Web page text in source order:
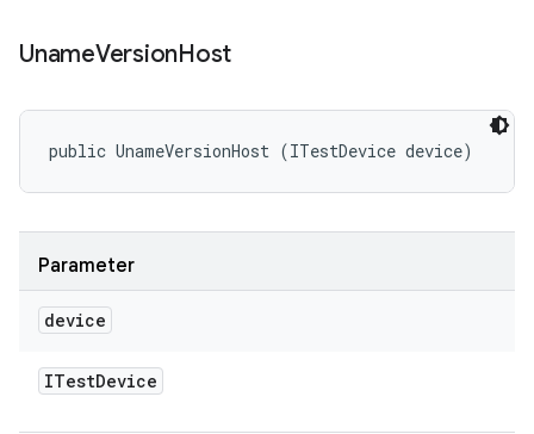
UnameVersionHost
public UnameVersionHost (ITestDevice device)
Parameter
device
ITestDevice